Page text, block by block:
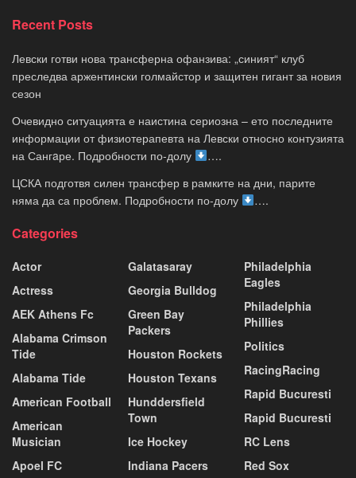
Recent Posts
Левски готви нова трансферна офанзива: „синият“ клуб
преследва аржентински голмайстор и защитен гигант за новия
сезон
Очевидно ситуацията е наистина сериозна – ето последните
информации от физиотерапевта на Левски относно контузията
на Сангaре. Подробности по-долу
….
ЦСКА подготвя силен трансфер в рамките на дни, парите
няма да са проблем. Подробности по-долу
….
Categories
Actor
Actress
AEK Athens Fc
Alabama Crimson
Tide
Alabama Tide
American Football
American
Musician
Apoel FC
Galatasaray
Georgia Bulldog
Green Bay
Packers
Houston Rockets
Houston Texans
Hunddersfield
Town
Ice Hockey
Indiana Pacers
Philadelphia
Eagles
Philadelphia
Phillies
Politics
RacingRacing
Rapid Bucuresti
Rapid Bucuresti
RC Lens
Red Sox